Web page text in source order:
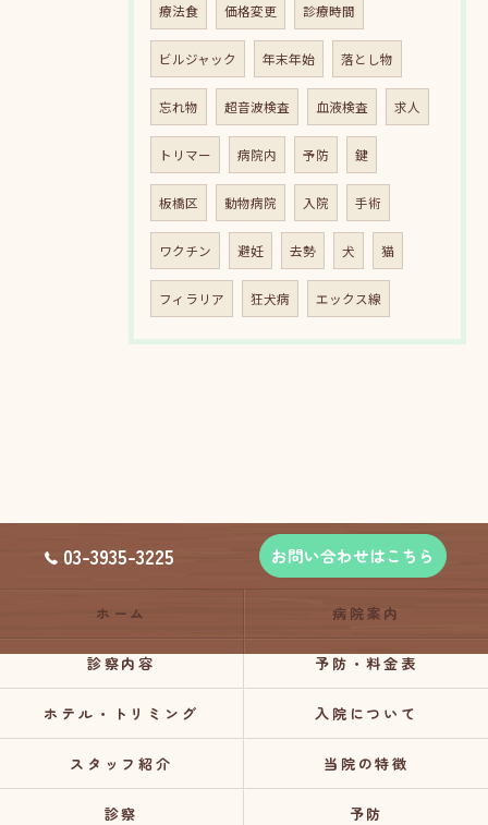
療法食 価格変更 診療時間
ビルジャック 年末年始 落とし物
忘れ物 超音波検査 血液検査 求人
トリマー 病院内 予防 鍵
板橋区 動物病院 入院 手術
ワクチン 避妊 去勢 犬 猫
フィラリア 狂犬病 エックス線
03-3935-3225 お問い合わせはこちら
ホーム 病院案内
診察内容 予防・料金表
ホテル・トリミング 入院について
スタッフ紹介 当院の特徴
診察 予防